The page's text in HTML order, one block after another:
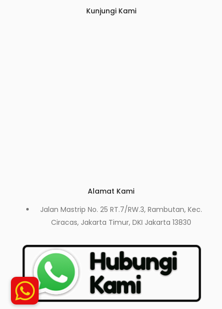
Kunjungi Kami
Alamat Kami
Jalan Mastrip No. 25 RT.7/RW.3, Rambutan, Kec.
Ciracas, Jakarta Timur, DKI Jakarta 13830